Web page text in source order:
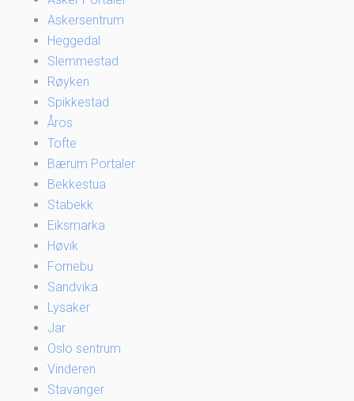
Askersentrum
Heggedal
Slemmestad
Røyken
Spikkestad
Åros
Tofte
Bærum Portaler
Bekkestua
Stabekk
Eiksmarka
Høvik
Fornebu
Sandvika
Lysaker
Jar
Oslo sentrum
Vinderen
Stavanger